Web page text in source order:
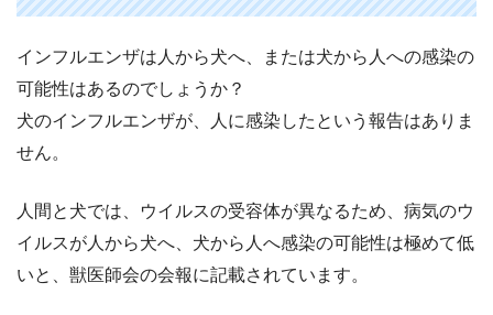
インフルエンザは人から犬へ、または犬から人への感染の
可能性はあるのでしょうか？
犬のインフルエンザが、人に感染したという報告はありま
せん。
人間と犬では、ウイルスの受容体が異なるため、病気のウ
イルスが人から犬へ、犬から人へ感染の可能性は極めて低
いと、獣医師会の会報に記載されています。